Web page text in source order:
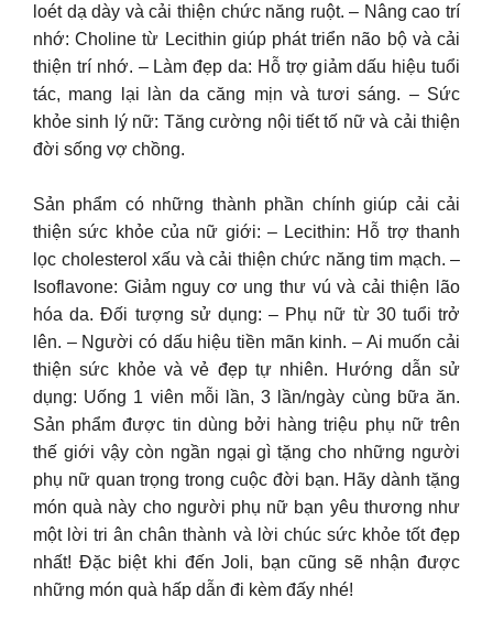
loét dạ dày và cải thiện chức năng ruột. – Nâng cao trí
nhớ: Choline từ Lecithin giúp phát triển não bộ và cải
thiện trí nhớ. – Làm đẹp da: Hỗ trợ giảm dấu hiệu tuổi
tác, mang lại làn da căng mịn và tươi sáng. – Sức
khỏe sinh lý nữ: Tăng cường nội tiết tố nữ và cải thiện
đời sống vợ chồng.
Sản phẩm có những thành phần chính giúp cải cải
thiện sức khỏe của nữ giới: – Lecithin: Hỗ trợ thanh
lọc cholesterol xấu và cải thiện chức năng tim mạch. –
Isoflavone: Giảm nguy cơ ung thư vú và cải thiện lão
hóa da. Đối tượng sử dụng: – Phụ nữ từ 30 tuổi trở
lên. – Người có dấu hiệu tiền mãn kinh. – Ai muốn cải
thiện sức khỏe và vẻ đẹp tự nhiên. Hướng dẫn sử
dụng: Uống 1 viên mỗi lần, 3 lần/ngày cùng bữa ăn.
Sản phẩm được tin dùng bởi hàng triệu phụ nữ trên
thế giới vậy còn ngần ngại gì tặng cho những người
phụ nữ quan trọng trong cuộc đời bạn. Hãy dành tặng
món quà này cho người phụ nữ bạn yêu thương như
một lời tri ân chân thành và lời chúc sức khỏe tốt đẹp
nhất! Đặc biệt khi đến Joli, bạn cũng sẽ nhận được
những món quà hấp dẫn đi kèm đấy nhé!